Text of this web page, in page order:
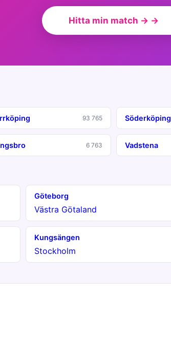
Hitta min match → →
93 765 Söderköping
6 763 Vadstena
Göteborg
Västra Götaland
Kungsängen
Stockholm